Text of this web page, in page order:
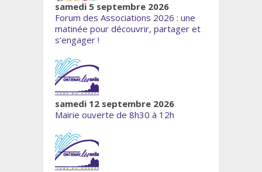
samedi 5 septembre 2026
Forum des Associations 2026 : une
matinée pour découvrir, partager et
s’engager !
samedi 12 septembre 2026
Mairie ouverte de 8h30 à 12h